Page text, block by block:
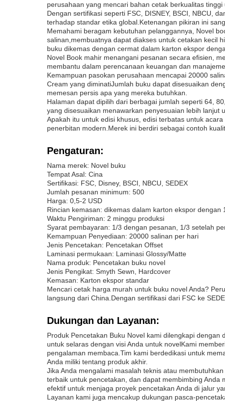
perusahaan yang mencari bahan cetak berkualitas
Dengan sertifikasi seperti FSC, DISNEY, BSCI, NBCU,
terhadap standar etika global.Ketenangan pikiran ini
Memahami beragam kebutuhan pelanggannya, Novel
salinan,membuatnya dapat diakses untuk cetakan kecil
buku dikemas dengan cermat dalam karton ekspor
Novel Book mahir menangani pesanan secara efisien,
membantu dalam perencanaan keuangan dan
Kemampuan pasokan perusahaan mencapai 20000
Cream yang diminatiJumlah buku dapat disesuaikan
memesan persis apa yang mereka butuhkan.
Halaman dapat dipilih dari berbagai jumlah seperti 64,
yang disesuaikan menawarkan penyesuaian lebih lanjut
Apakah itu untuk edisi khusus, edisi terbatas untuk
penerbitan modern.Merek ini berdiri sebagai contoh
Pengaturan:
Nama merek: Novel buku
Tempat Asal: Cina
Sertifikasi: FSC, Disney, BSCI, NBCU, SEDEX
Jumlah pesanan minimum: 500
Harga: 0,5-2 USD
Rincian kemasan: dikemas dalam karton ekspor dengan
Waktu Pengiriman: 2 minggu produksi
Syarat pembayaran: 1/3 dengan pesanan, 1/3 setelah
Kemampuan Penyediaan: 20000 salinan per hari
Jenis Pencetakan: Pencetakan Offset
Laminasi permukaan: Laminasi Glossy/Matte
Nama produk: Pencetakan buku novel
Jenis Pengikat: Smyth Sewn, Hardcover
Kemasan: Karton ekspor standar
Mencari cetak harga murah untuk buku novel Anda?
langsung dari China.Dengan sertifikasi dari FSC ke
Dukungan dan Layanan:
Produk Pencetakan Buku Novel kami dilengkapi
untuk selaras dengan visi Anda untuk novelKami
pengalaman membaca.Tim kami berdedikasi untuk
Anda miliki tentang produk akhir.
Jika Anda mengalami masalah teknis atau
terbaik untuk pencetakan, dan dapat membimbing
efektif untuk menjaga proyek pencetakan Anda di jalur
Layanan kami juga mencakup dukungan pasca-